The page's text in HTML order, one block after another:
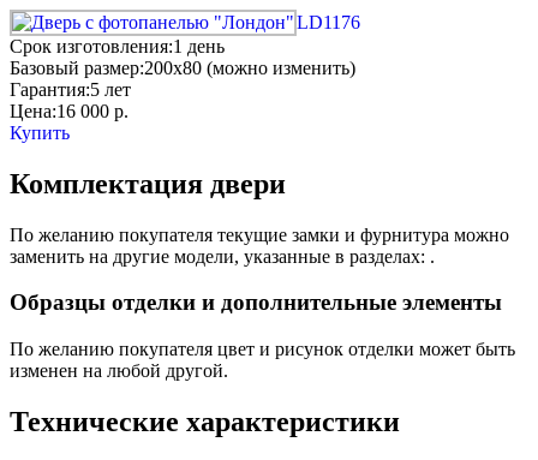
LD1176
Срок изготовления:1 день
Базовый размер:200x80 (можно изменить)
Гарантия:5 лет
Цена:16 000 р.
Купить
Комплектация двери
По желанию покупателя текущие замки и фурнитура можно
заменить на другие модели, указанные в разделах: .
Образцы отделки и дополнительные элементы
По желанию покупателя цвет и рисунок отделки может быть
изменен на любой другой.
Технические характеристики